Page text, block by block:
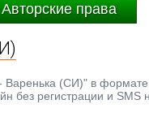
Авторские права
Варенька (СИ)" в
без регистрации и SMS